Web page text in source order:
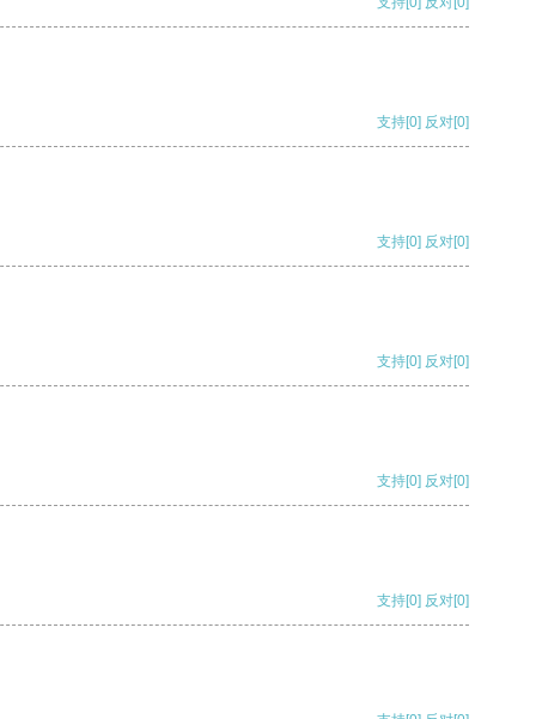
支持[0] 反对[0]
支持[0] 反对[0]
支持[0] 反对[0]
支持[0] 反对[0]
支持[0] 反对[0]